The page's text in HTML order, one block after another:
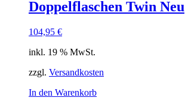
Die
Optionen
werden
Doppelflaschen Twin Neu
104,95 €
inkl. 19 % MwSt.
zzgl. Versandkosten
In den Warenkorb